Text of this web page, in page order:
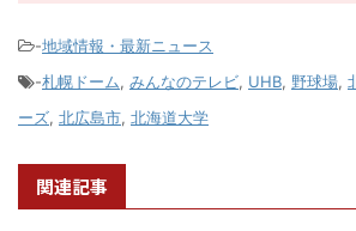
-地域情報・最新ニュース
-札幌ドーム, みんなのテレビ, UHB, 野球場,
ーズ, 北広島市, 北海道大学
関連記事